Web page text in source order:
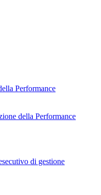
Performance
della Performance
di gestione